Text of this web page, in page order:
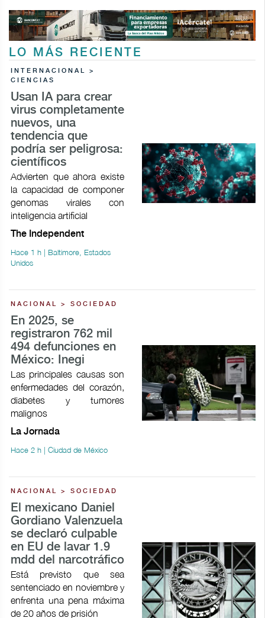
LO MÁS RECIENTE
INTERNACIONAL >
CIENCIAS
Usan IA para crear
virus completamente
nuevos, una
tendencia que
podría ser peligrosa:
científicos
Advierten que ahora existe
la capacidad de componer
genomas virales con
inteligencia artificial
The Independent
Hace 1 h | Baltimore, Estados
Unidos
NACIONAL > SOCIEDAD
En 2025, se
registraron 762 mil
494 defunciones en
México: Inegi
Las principales causas son
enfermedades del corazón,
diabetes y tumores
malignos
La Jornada
Hace 2 h | Ciudad de México
NACIONAL > SOCIEDAD
El mexicano Daniel
Gordiano Valenzuela
se declaró culpable
en EU de lavar 1.9
mdd del narcotráfico
Está previsto que sea
sentenciado en noviembre y
enfrenta una pena máxima
de 20 años de prisión